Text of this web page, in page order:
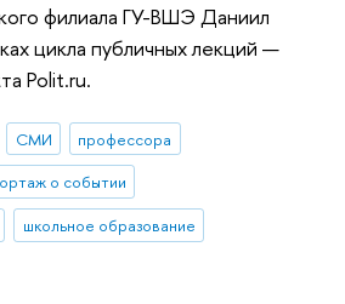
филиала ГУ-ВШЭ Даниил
цикла публичных лекций —
Polit.ru.
СМИ
профессора
о событии
школьное образование